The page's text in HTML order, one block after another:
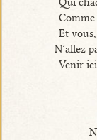
Et
N’allez
Venir ici